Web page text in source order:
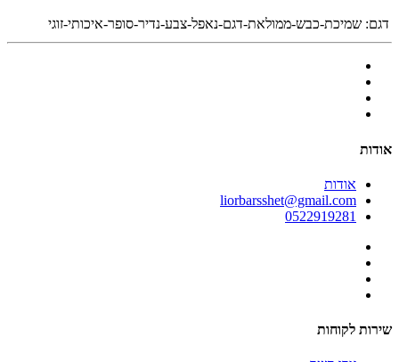
דגם: שמיכת-כבש-ממולאת-דגם-נאפל-צבע-נדיר-סופר-איכותי-זוגי
אודות
אודות
liorbarsshet@gmail.com
0522919281
שירות לקוחות